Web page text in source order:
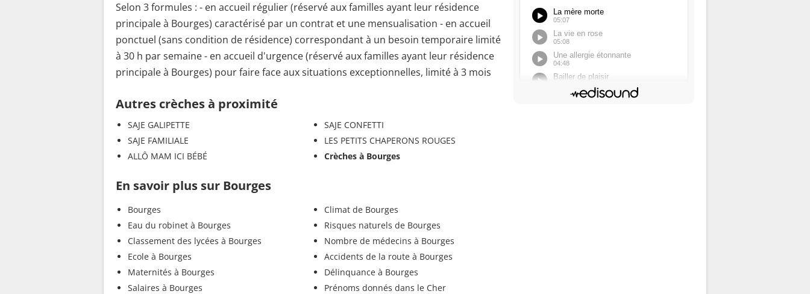
Selon 3 formules : - en accueil régulier (réservé aux familles ayant leur résidence
principale à Bourges) caractérisé par un contrat et une mensualisation - en accueil
ponctuel (sans condition de résidence) correspondant à un besoin temporaire limité
à 30 h par semaine - en accueil d'urgence (réservé aux familles ayant leur résidence
principale à Bourges) pour faire face aux situations exceptionnelles, limité à 3 mois
Autres crèches à proximité
SAJE GALIPETTE
SAJE FAMILIALE
ALLÔ MAM ICI BÉBÉ
SAJE CONFETTI
LES PETITS CHAPERONS ROUGES
Crèches à Bourges
En savoir plus sur Bourges
Bourges
Eau du robinet à Bourges
Classement des lycées à Bourges
Ecole à Bourges
Maternités à Bourges
Salaires à Bourges
Climat de Bourges
Risques naturels de Bourges
Nombre de médecins à Bourges
Accidents de la route à Bourges
Délinquance à Bourges
Prénoms donnés dans le Cher